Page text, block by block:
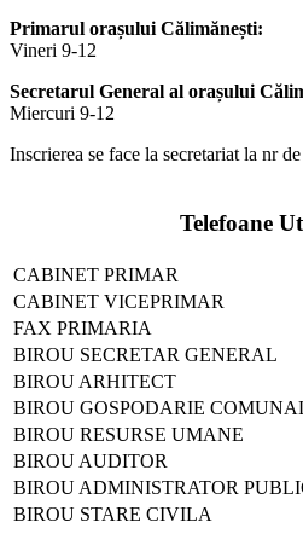
Primarul orașului Călimănești:
Vineri 9-12
Secretarul General al orașului
Miercuri 9-12
Inscrierea se face la secretariat la nr
Telefoane
CABINET PRIMAR
CABINET VICEPRIMAR
FAX PRIMARIA
BIROU SECRETAR GENERAL
BIROU ARHITECT
BIROU GOSPODARIE
BIROU RESURSE UMANE
BIROU AUDITOR
BIROU ADMINISTRATOR
BIROU STARE CIVILA